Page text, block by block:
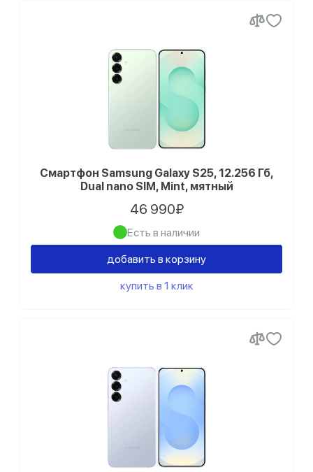
Смартфон Samsung Galaxy S25, 12.256 Гб,
Dual nano SIM, Mint, мятный
46 990₽
Есть в наличии
добавить в корзину
купить в 1 клик